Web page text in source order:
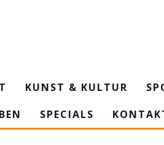
KUNST & KULTUR
SPECIALS